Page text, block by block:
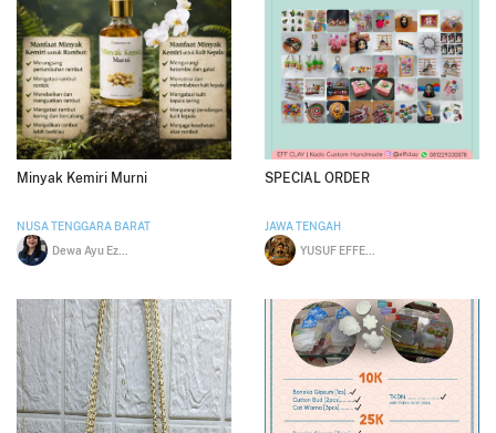
Minyak Kemiri Murni
NUSA TENGGARA BARAT
SPECIAL ORDER
JAWA TENGAH